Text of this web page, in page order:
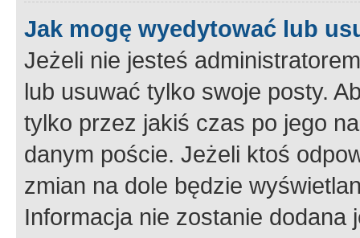
Jak mogę wyedytować lub
Jeżeli nie jesteś
lub usuwać tylko swoje posty.
tylko przez jakiś czas po jego
danym poście. Jeżeli ktoś
zmian na dole będzie
Informacja nie zostanie dodana